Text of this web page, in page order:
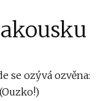
se ozývá ozvěna: